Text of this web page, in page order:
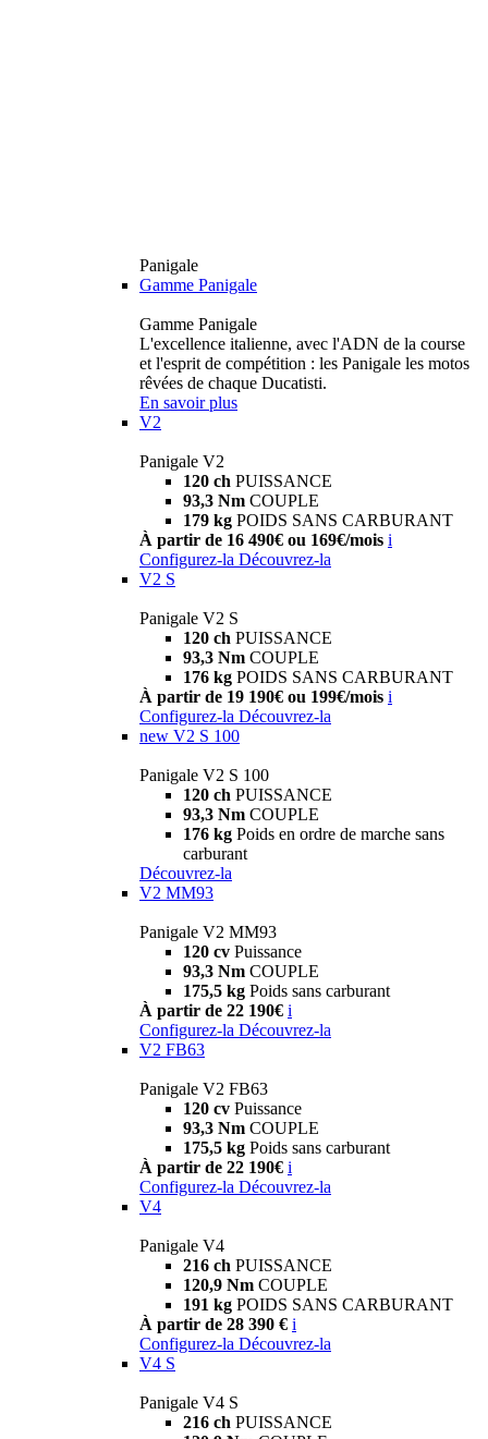
Panigale
Gamme Panigale
Gamme Panigale
L'excellence italienne, avec l'ADN de la course
et l'esprit de compétition : les Panigale les motos
rêvées de chaque Ducatisti.
En savoir plus
V2
Panigale V2
120 ch PUISSANCE
93,3 Nm COUPLE
179 kg POIDS SANS CARBURANT
À partir de 16 490€ ou 169€/mois i
Configurez-la Découvrez-la
V2 S
Panigale V2 S
120 ch PUISSANCE
93,3 Nm COUPLE
176 kg POIDS SANS CARBURANT
À partir de 19 190€ ou 199€/mois i
Configurez-la Découvrez-la
new V2 S 100
Panigale V2 S 100
120 ch PUISSANCE
93,3 Nm COUPLE
176 kg Poids en ordre de marche sans
carburant
Découvrez-la
V2 MM93
Panigale V2 MM93
120 cv Puissance
93,3 Nm COUPLE
175,5 kg Poids sans carburant
À partir de 22 190€ i
Configurez-la Découvrez-la
V2 FB63
Panigale V2 FB63
120 cv Puissance
93,3 Nm COUPLE
175,5 kg Poids sans carburant
À partir de 22 190€ i
Configurez-la Découvrez-la
V4
Panigale V4
216 ch PUISSANCE
120,9 Nm COUPLE
191 kg POIDS SANS CARBURANT
À partir de 28 390 € i
Configurez-la Découvrez-la
V4 S
Panigale V4 S
216 ch PUISSANCE